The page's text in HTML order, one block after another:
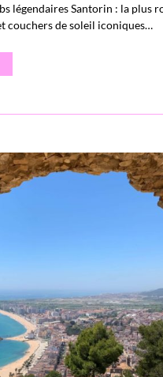
légendaires Santorin : la plus
couchers de soleil iconiques…